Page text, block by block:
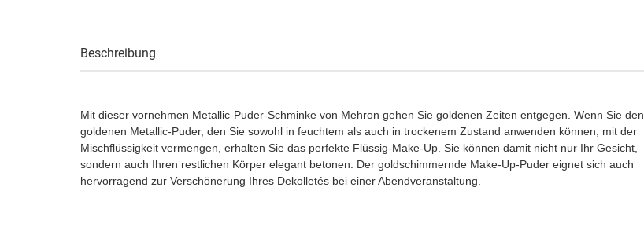
Beschreibung
Mit dieser vornehmen Metallic-Puder-Schminke von Mehron gehen Sie goldenen Zeiten entgegen. Wenn Sie den
goldenen Metallic-Puder, den Sie sowohl in feuchtem als auch in trockenem Zustand anwenden können, mit der
Mischflüssigkeit vermengen, erhalten Sie das perfekte Flüssig-Make-Up. Sie können damit nicht nur Ihr Gesicht,
sondern auch Ihren restlichen Körper elegant betonen. Der goldschimmernde Make-Up-Puder eignet sich auch
hervorragend zur Verschönerung Ihres Dekolletés bei einer Abendveranstaltung.